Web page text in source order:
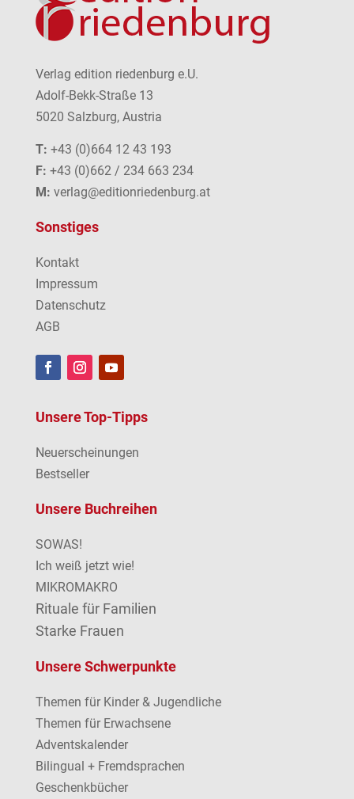
Verlag edition riedenburg e.U.
Adolf-Bekk-Straße 13
5020 Salzburg, Austria
T: +43 (0)664 12 43 193
F: +43 (0)662 / 234 663 234
M: verlag@editionriedenburg.at
Sonstiges
Kontakt
Impressum
Datenschutz
AGB
Unsere Top-Tipps
Neuerscheinungen
Bestseller
Unsere Buchreihen
SOWAS!
Ich weiß jetzt wie!
MIKROMAKRO
Rituale für Familien
Starke Frauen
Unsere Schwerpunkte
Themen für Kinder & Jugendliche
Themen für Erwachsene
Adventskalender
Bilingual + Fremdsprachen
Geschenkbücher